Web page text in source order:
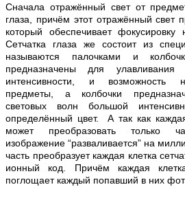
Сначала отражённый свет от
глаза, причём этот отражённый свет
который обеспечивает фокусировку
Сетчатка глаза же состоит из
называются палочками и
предназначены для
интенсивности, и возможность
предметы, а колбочки
световых волн большой
определённый цвет. А так как
может преобразовать только
изображение “разваливается” на
часть преобразует каждая клетка
ионный код. Причём каждая
поглощает каждый попавший в них